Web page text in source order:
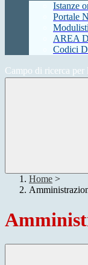
Istanze
Portale
AREA
Codici
Campo di ricerca per
Home >